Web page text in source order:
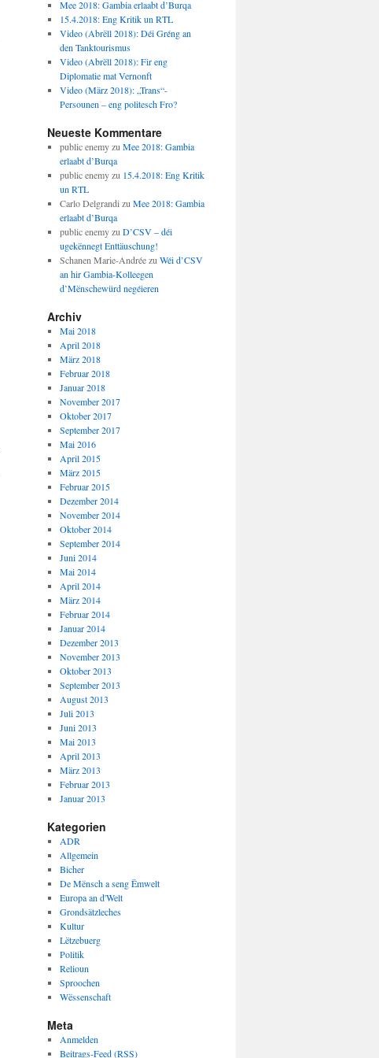
Mee 2018: Gambia erlaabt d’Burqa
15.4.2018: Eng Kritik un RTL
Video (Abrëll 2018): Déi Gréng an
den Tanktourismus
Video (Abrëll 2018): Fir eng
Diplomatie mat Vernonft
Video (März 2018): „Trans“-
Persounen – eng politesch Fro?
Neueste Kommentare
public enemyzu Mee 2018: Gambia
erlaabt d’Burqa
public enemyzu 15.4.2018: Eng Kritik
un RTL
Carlo Delgrandi zu Mee 2018: Gambia
erlaabt d’Burqa
public enemyzu D’CSV – déi
ugekënnegt Enttäuschung!
Schanen Marie-Andréezu Wéi d’CSV
an hir Gambia-Kolleegen
d’Mënschewürd negéieren
Archiv
Mai 2018
April 2018
März 2018
Februar 2018
Januar 2018
November 2017
Oktober 2017
September 2017
Mai 2016
April 2015
März 2015
Februar 2015
Dezember 2014
November 2014
Oktober 2014
September 2014
Juni 2014
Mai 2014
April 2014
März 2014
Februar 2014
Januar 2014
Dezember 2013
November 2013
Oktober 2013
September 2013
August 2013
Juli 2013
Juni 2013
Mai 2013
April 2013
März 2013
Februar 2013
Januar 2013
Kategorien
ADR
Allgemein
Bicher
De Mënsch a seng Ëmwelt
Europa an d'Welt
Grondsätzleches
Kultur
Lëtzebuerg
Politik
Relioun
Sproochen
Wëssenschaft
Meta
Anmelden
Beitrags-Feed (RSS)